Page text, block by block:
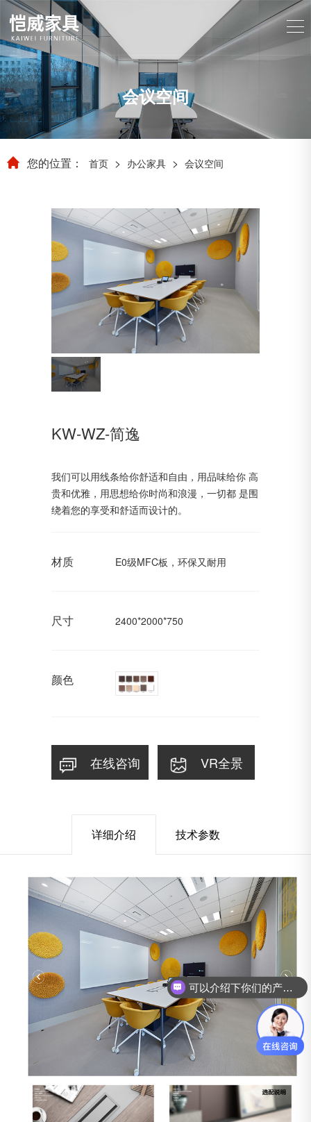
会议空间
您的位置： 首页 > 办公家具 > 会议空间
KW-WZ-简逸
我们可以用线条给你舒适和自由，用品味给你 高
贵和优雅，用思想给你时尚和浪漫，一切都 是围
绕着您的享受和舒适而设计的。
材质 E0级MFC板，环保又耐用
尺寸 2400*2000*750
颜色
在线咨询 VR全景
详细介绍 技术参数
可以介绍下你们的产品么？